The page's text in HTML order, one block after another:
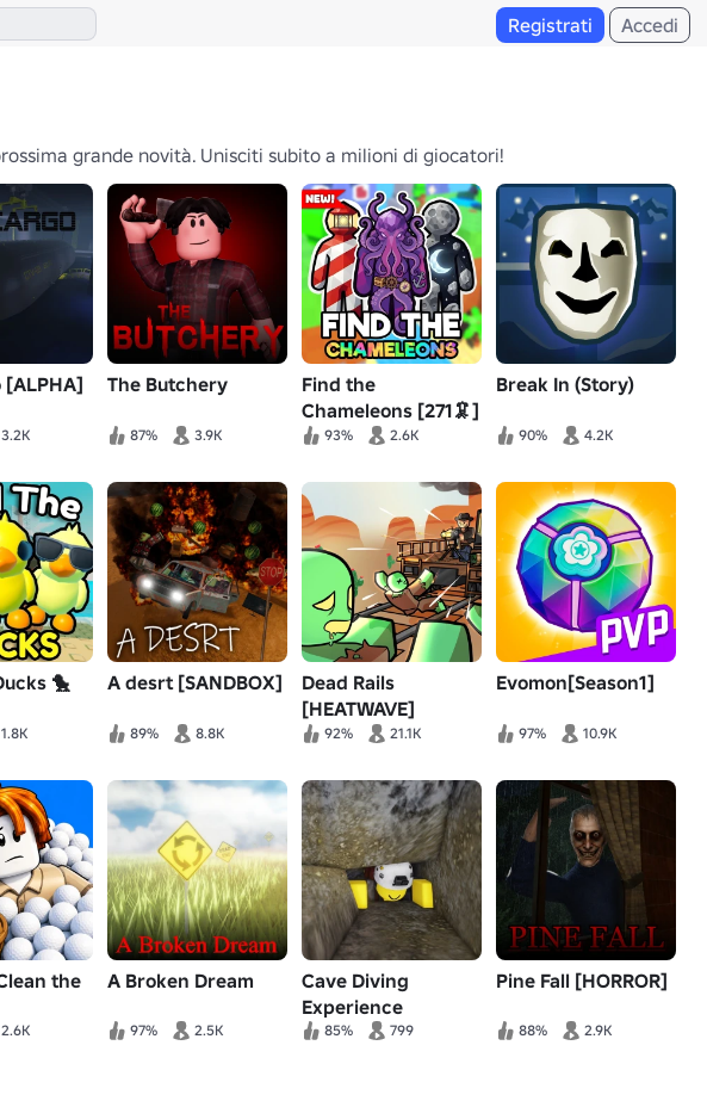
Registrati Accedi
grande novità. Unisciti subito a milioni di giocatori!
[ALPHA]
3.2K
The Butchery
87% 3.9K
Find the
Chameleons [271🦑]
93% 2.6K
Break In (Story)
90% 4.2K
🐤
1.8K
A desrt [SANDBOX]
89% 8.8K
Dead Rails
[HEATWAVE]
92% 21.1K
Evomon[Season1]
97% 10.9K
the
2.6K
A Broken Dream
97% 2.5K
Cave Diving
Experience
85% 799
Pine Fall [HORROR]
88% 2.9K